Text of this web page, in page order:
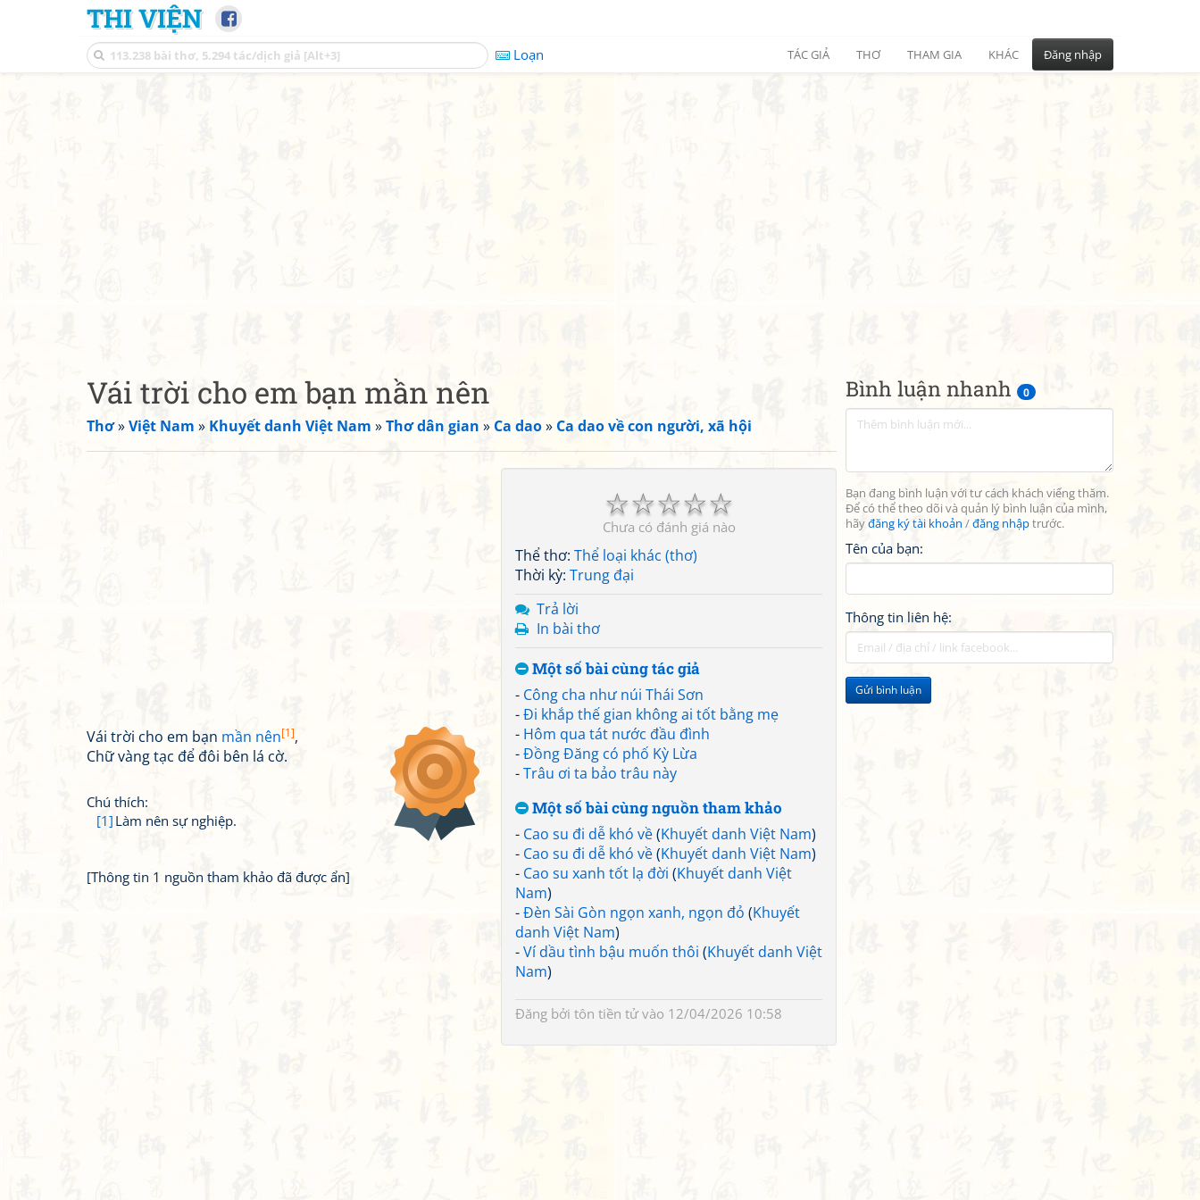
THI VIỆN
Loạn TÁC GIẢ THƠ THAM GIA KHÁC Đăng nhập
Bình luận nhanh 0
Bạn đang bình luận với tư cách khách viếng thăm.
Để có thể theo dõi và quản lý bình luận của mình,
hãyđăng ký tài khoản /đăng nhậptrước.
Tên của bạn:
Thông tin liên hệ:
Gửi bình luận
Vái trời cho em bạn mần nên
Thơ»Việt Nam » Khuyết danh Việt Nam »Thơ dân gian » Ca dao» Ca dao về con người, xã hội
☆
☆
☆
☆
☆
Chưa có đánh giá nào
Thể thơ: Thể loại khác (thơ)
Thời kỳ: Trung đại
Trả lời
In bài thơ
Một số bài cùng tác giả
- Công cha như núi Thái Sơn
-Đi khắp thế gian không ai tốt bằng mẹ
- Hôm qua tát nước đầu đình
-Đồng Đăng có phố Kỳ Lừa
-Trâu ơi ta bảo trâu này
Một số bài cùng nguồn tham khảo
- Cao su đi dễ khó về(Khuyết danh Việt Nam)
- Cao su đi dễ khó về(Khuyết danh Việt Nam)
- Cao su xanh tốt lạ đời (Khuyết danh Việt
Nam)
-Đèn Sài Gòn ngọn xanh, ngọn đỏ (Khuyết
danh Việt Nam)
-Ví dầu tình bậu muốn thôi (Khuyết danh Việt
Nam)
Đăng bởi tôn tiền tửvào 12/04/2026 10:58
Vái trời cho em bạn mần nên[1],
Chữ vàng tạc để đôi bên lá cờ.
Chú thích:
[1] Làm nên sự nghiệp.
[Thông tin 1 nguồn tham khảo đã được ẩn]